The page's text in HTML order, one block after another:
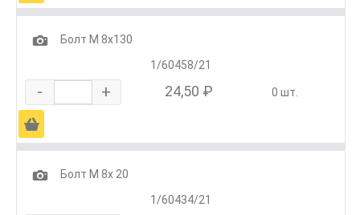
1
Болт М 8х130
1/60458/21
- + 24,50 ₽ 0 шт.
Ä
1
Болт М 8х 20
1/60434/21